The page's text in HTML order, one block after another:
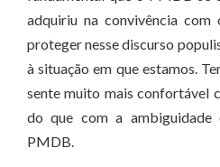
adquiriu na convivência
proteger nesse discurso
à situação em que estamos.
sente muito mais confortável
do que com a
PMDB.